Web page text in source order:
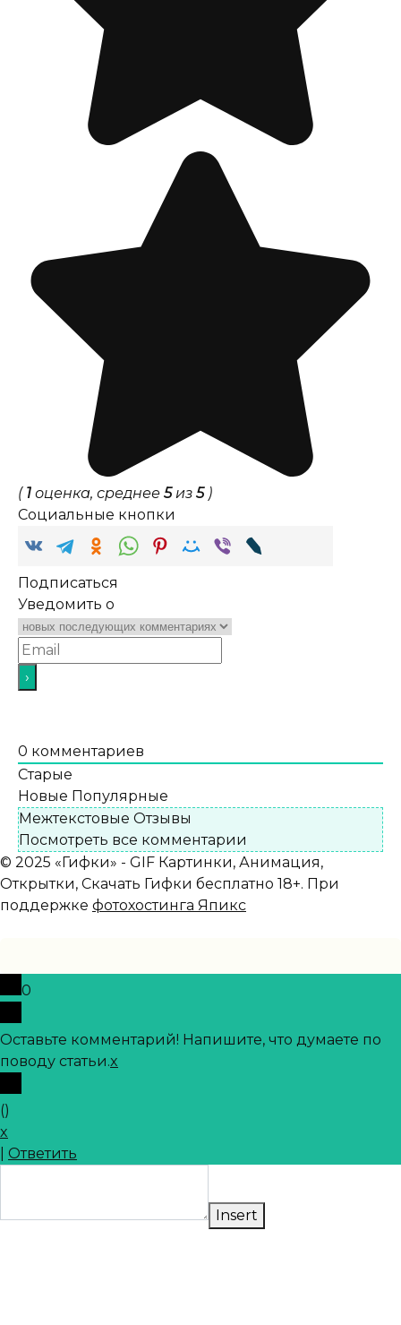
( 1 оценка, среднее 5из 5)
Социальные кнопки
Подписаться
Уведомить о
0 комментариев
Старые
Новые Популярные
Межтекстовые Отзывы
Посмотреть все комментарии
© 2025 «Гифки» - GIF Картинки, Анимация,
Открытки, Скачать Гифки бесплатно 18+. При
поддержке фотохостинга Япикс
0
Оставьте комментарий! Напишите, что думаете по
поводу статьи.x
()
x
Ответить
Insert